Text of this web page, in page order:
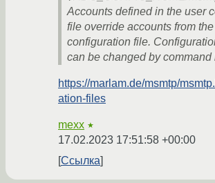
Accounts defined in the user
file override accounts from
configuration file.
can be changed by command
https://marlam.de/msmtp/
ation-files
mexx ★
17.02.2023 17:51:58 +00:00
Ссылка